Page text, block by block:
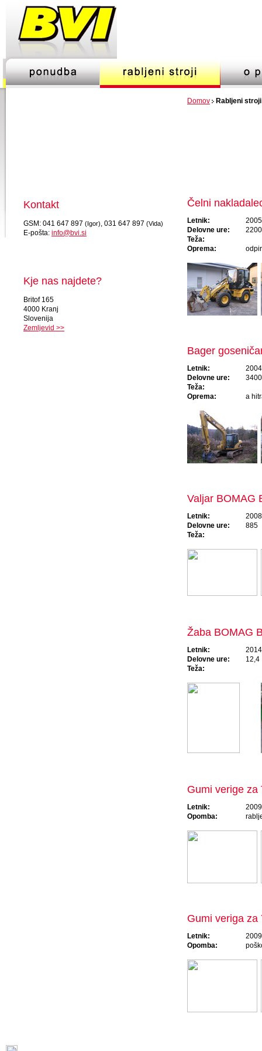
Kontakt
GSM: 041 647 897 (Igor), 031 647 897 (Vida)
E-pošta: info@bvi.si
Kje nas najdete?
Britof 165
4000 Kranj
Slovenija
Zemljevid >>
Domov Rabljeni stroji
Čelni
Letnik:
2005
Delovne ure:
2200
Teža:
Oprema:
Bager
Letnik:
2004
Delovne ure:
3400
Teža:
Oprema:
a
Valjar BOMAG
Letnik:
2008
Delovne ure:
885
Teža:
Žaba BOMAG
Letnik:
2014
Delovne ure:
12,4
Teža:
Gumi verige za
Letnik:
Opomba:
Gumi veriga za
Letnik:
2009
Opomba: